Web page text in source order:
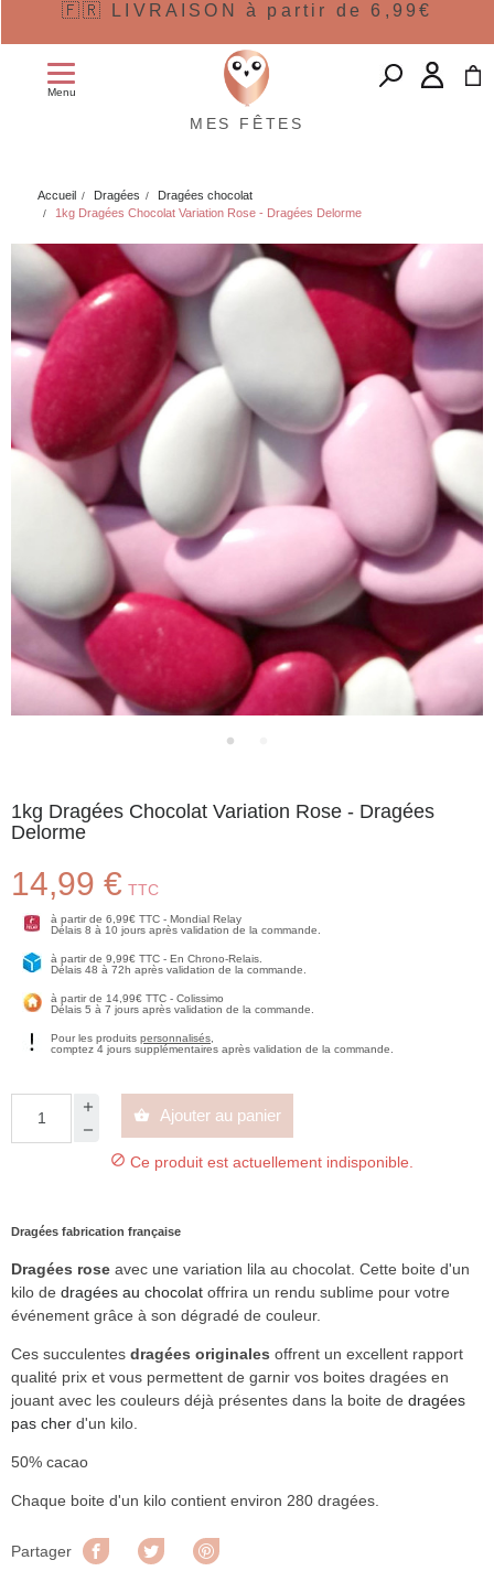
🇫🇷 LIVRAISON à partir de 6,99€
Menu
MES FÊTES
Accueil Dragées
Dragées chocolat
1kg Dragées Chocolat Variation Rose - Dragées Delorme
1kg Dragées Chocolat Variation Rose - Dragées
Delorme
14,99 € TTC
à partir de 6,99€ TTC - Mondial Relay
Délais 8 à 10 jours après validation de la commande.
à partir de 9,99€ TTC - En Chrono-Relais.
Délais 48 à 72h après validation de la commande.
à partir de 14,99€ TTC - Colissimo
Délais 5 à 7 jours après validation de la commande.
Pour les produits personnalisés
comptez 4 jours supplémentaires après validation de la commande.
 Ajouter au panier
 Ce produit est actuellement indisponible.
Dragées fabrication française
Dragées rose avec une variation lila au chocolat. Cette boite d'un
kilo de dragées au chocolat offrira un rendu sublime pour votre
événement grâce à son dégradé de couleur.
Ces succulentes dragées originales offrent un excellent rapport
qualité prix et vous permettent de garnir vos boites dragées en
jouant avec les couleurs déjà présentes dans la boite de dragées
pas cher d'un kilo.
50% cacao
Chaque boite d'un kilo contient environ 280 dragées.
Partager Partager Tweet